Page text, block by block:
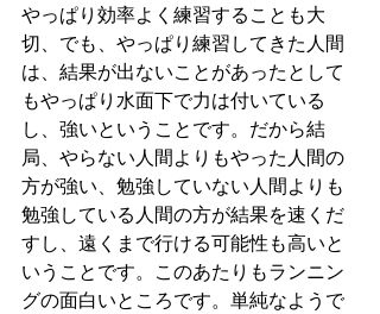
やっぱり効率よく練習することも大
切、でも、やっぱり練習してきた人間
は、結果が出ないことがあったとして
もやっぱり水面下で力は付いている
し、強いということです。だから結
局、やらない人間よりもやった人間の
方が強い、勉強していない人間よりも
勉強している人間の方が結果を速くだ
すし、遠くまで行ける可能性も高いと
いうことです。このあたりもランニン
グの面白いところです。単純なようで